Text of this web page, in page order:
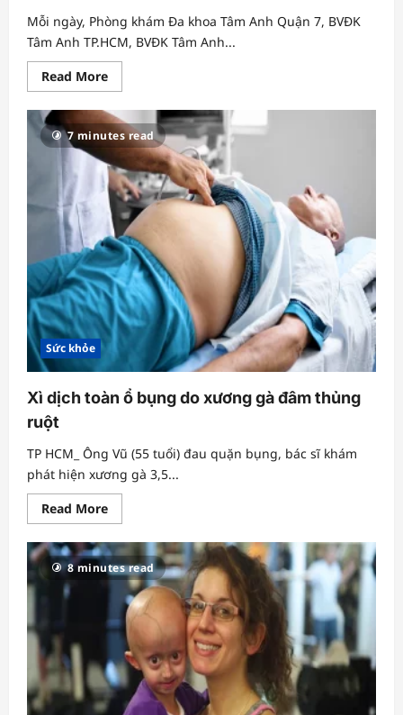
Mỗi ngày, Phòng khám Đa khoa Tâm Anh Quận 7, BVĐK
Tâm Anh TP.HCM, BVĐK Tâm Anh...
Read MoreRead
more
Giảm
cân,
giảm
mỡ
nội
tạng
đẩy
lùi
bệnh
7 minutes read
Sức khỏe
Xì dịch toàn ổ bụng do xương gà đâm thủng
ruột
TP HCM_ Ông Vũ (55 tuổi) đau quặn bụng, bác sĩ khám
phát hiện xương gà 3,5...
Read MoreRead
more
Xì
dịch
toàn
ổ
bụng
do
xương
gà
đâm
thủng
ruột
8 minutes read